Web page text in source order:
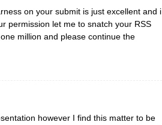
on your submit is just excellent and i
permission let me to snatch your RSS
million and please continue the
however I find this matter to be